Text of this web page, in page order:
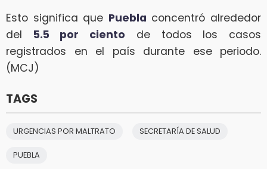
Esto significa que Puebla concentró alrededor
del 5.5 por ciento de todos los casos
registrados en el país durante ese periodo.
(MCJ)
TAGS
URGENCIAS POR MALTRATO SECRETARÍA DE SALUD
PUEBLA